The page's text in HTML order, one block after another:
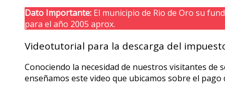
Dato Importante: El municipio de Rio de Oro su
para el año 2005 aprox.
Videotutorial para la descarga del
Conociendo la necesidad de nuestros visitantes
enseñamos este video que ubicamos sobre el